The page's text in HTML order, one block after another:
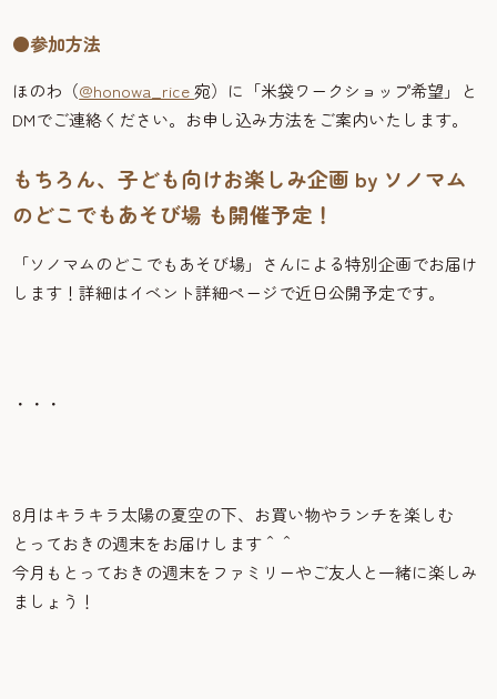
●参加方法
ほのわ（@honowa_rice宛）に「米袋ワークショップ希望」と
DMでご連絡ください。お申し込み方法をご案内いたします。
もちろん、子ども向けお楽しみ企画 by ソノマム
のどこでもあそび場 も開催予定！
「ソノマムのどこでもあそび場」さんによる特別企画でお届け
します！詳細はイベント詳細ページで近日公開予定です。
・・・
8月はキラキラ太陽の夏空の下、お買い物やランチを楽しむ
とっておきの週末をお届けします＾＾
今月もとっておきの週末をファミリーやご友人と一緒に楽しみ
ましょう！